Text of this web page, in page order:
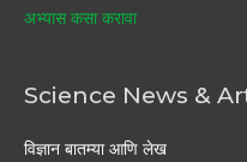
अभ्यास कसा करावा
Science News &
विज्ञान बातम्या आणि लेख